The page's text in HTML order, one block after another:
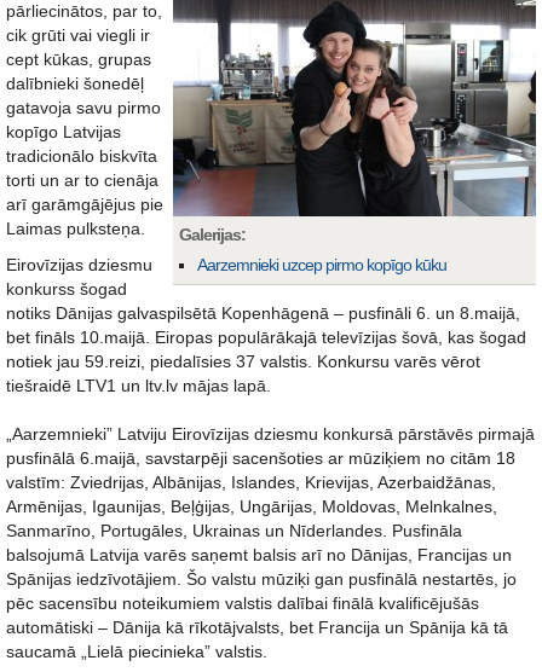
Galerijas:
Aarzemnieki uzcep pirmo kopīgo kūku
pārliecinātos, par to,
cik grūti vai viegli ir
cept kūkas, grupas
dalībnieki šonedēļ
gatavoja savu pirmo
kopīgo Latvijas
tradicionālo biskvīta
torti un ar to cienāja
arī garāmgājējus pie
Laimas pulksteņa.
Eirovīzijas dziesmu
konkurss šogad
notiks Dānijas galvaspilsētā Kopenhāgenā – pusfināli 6. un 8.maijā,
bet fināls 10.maijā. Eiropas populārākajā televīzijas šovā, kas šogad
notiek jau 59.reizi, piedalīsies 37 valstis. Konkursu varēs vērot
tiešraidē LTV1 un ltv.lv mājas lapā.
„Aarzemnieki” Latviju Eirovīzijas dziesmu konkursā pārstāvēs pirmajā
pusfinālā 6.maijā, savstarpēji sacenšoties ar mūziķiem no citām 18
valstīm: Zviedrijas, Albānijas, Islandes, Krievijas, Azerbaidžānas,
Armēnijas, Igaunijas, Beļģijas, Ungārijas, Moldovas, Melnkalnes,
Sanmarīno, Portugāles, Ukrainas un Nīderlandes. Pusfināla
balsojumā Latvija varēs saņemt balsis arī no Dānijas, Francijas un
Spānijas iedzīvotājiem. Šo valstu mūziķi gan pusfinālā nestartēs, jo
pēc sacensību noteikumiem valstis dalībai finālā kvalificējušās
automātiski – Dānija kā rīkotājvalsts, bet Francija un Spānija kā tā
saucamā „Lielā piecinieka” valstis.